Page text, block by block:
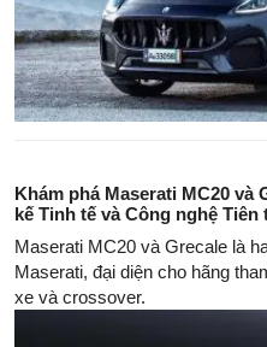
Khám phá Maserati MC20 và
kế Tinh tế và Công nghệ Tiên
Maserati MC20 và Grecale là
Maserati, đại diện cho hãng
xe và crossover.